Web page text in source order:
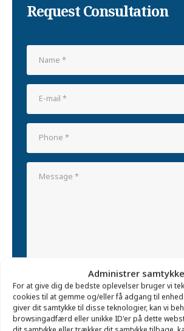
Administrer samtykke
For at give dig de bedste oplevelser bruger vi
cookies til at gemme og/eller få adgang til
giver dit samtykke til disse teknologier, kan vi
browsingadfærd eller unikke ID'er på dette
Request Consultation